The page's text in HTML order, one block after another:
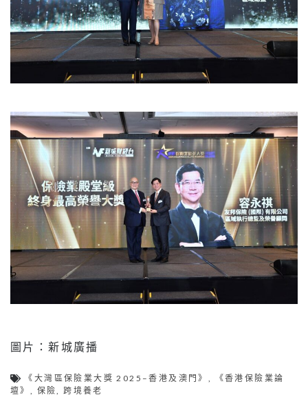
圖片：新城廣播
《大灣區保險業大獎 2025–香港及澳門》 ,
《香港保險業論
壇》 , 保險,跨境養老